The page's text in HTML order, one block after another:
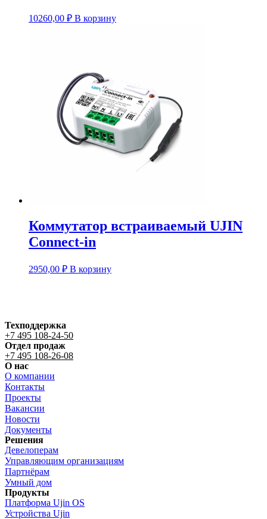
10260,00 ₽ В корзину
Коммутатор встраиваемый UJIN
Connect-in
2950,00 ₽ В корзину
Техподдержка
+7 495 108-24-50
Отдел продаж
+7 495 108-26-08
О нас
О компании
Контакты
Проекты
Вакансии
Новости
Документы
Решения
Девелоперам
Управляющим организациям
Партнёрам
Умный дом
Продукты
Платформа Ujin OS
Устройства Ujin